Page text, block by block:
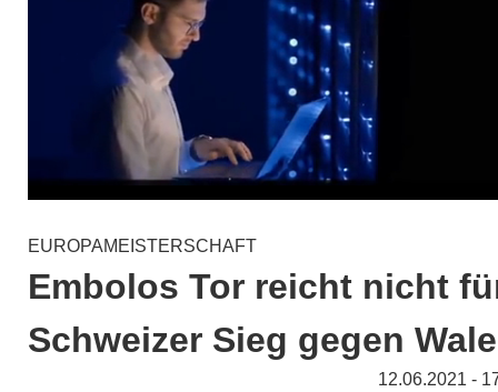
EUROPAMEISTERSCHAFT
Embolos Tor reicht nicht
Schweizer Sieg gegen
12.06.2021 -